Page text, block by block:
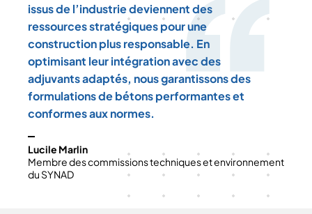
issus de l’industrie deviennent des
ressources stratégiques pour une
construction plus responsable. En
optimisant leur intégration avec des
adjuvants adaptés, nous garantissons des
formulations de bétons performantes et
conformes aux normes.
Lucile Marlin
Membre des commissions techniques et environnement
du SYNAD